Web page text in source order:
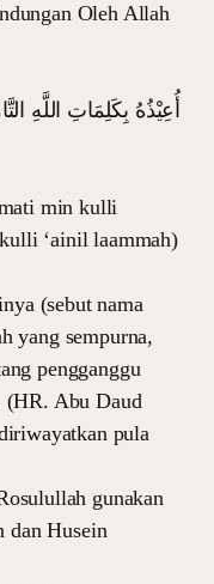
Oleh Allah
أُعِيْذُهُ بِكَلِمَاتِ
min kulli
‘ainil laammah)
(sebut nama
yang sempurna,
pengganggu
(HR. Abu Daud
pula
gunakan
dan Husein